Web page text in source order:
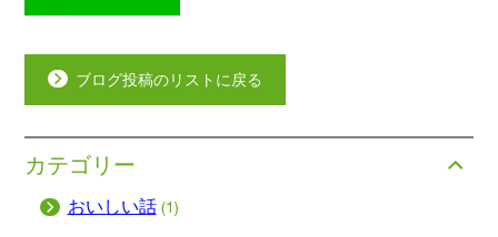
ブログ投稿のリストに戻る
カテゴリー
おいしい話 (1)